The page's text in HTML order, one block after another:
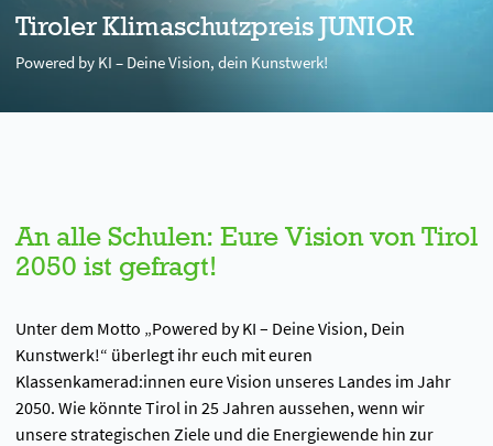
Tiroler Klimaschutzpreis JUNIOR
Powered by KI – Deine Vision, dein Kunstwerk!
An alle Schulen: Eure Vision von Tirol
2050 ist gefragt!
Unter dem Motto „Powered by KI – Deine Vision, Dein
Kunstwerk!“ überlegt ihr euch mit euren
Klassenkamerad:innen eure Vision unseres Landes im Jahr
2050. Wie könnte Tirol in 25 Jahren aussehen, wenn wir
unsere strategischen Ziele und die Energiewende hin zur